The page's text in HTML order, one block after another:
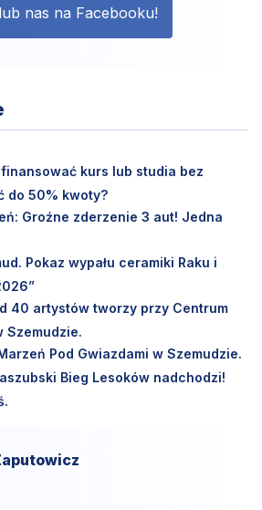
nas na Facebooku!
kurs lub studia bez
do 50% kwoty?
Groźne zderzenie 3 aut! Jedna
Pokaz wypału ceramiki Raku i
40 artystów tworzy przy Centrum
Szemudzie.
Pod Gwiazdami w Szemudzie.
Bieg Lesoków nadchodzi!